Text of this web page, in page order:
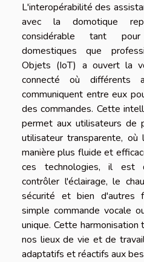
L'interopérabilité des
avec la domotique
considérable tant
domestiques que
Objets (IoT) a ouvert la
connecté où différents
communiquent entre eux
des commandes. Cette
permet aux utilisateurs de
utilisateur transparente,
manière plus fluide et
ces technologies, il est
contrôler l'éclairage, le
sécurité et bien d'autres
simple commande vocale
unique. Cette
nos lieux de vie et de
adaptatifs et réactifs aux